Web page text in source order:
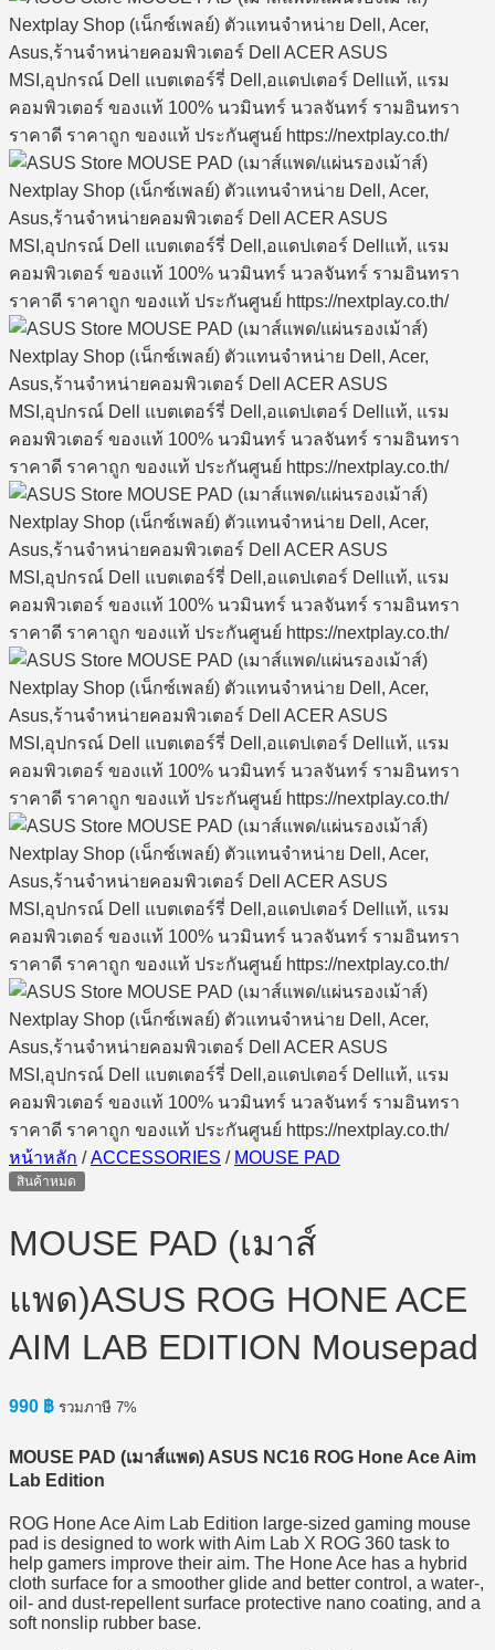
หน้าหลัก / ACCESSORIES / MOUSE PAD
สินค้าหมด
MOUSE PAD (เมาส์
แพด)ASUS ROG HONE ACE
AIM LAB EDITION Mousepad
990 ฿ รวมภาษี 7%
MOUSE PAD (เมาส์แพด) ASUS NC16 ROG Hone Ace Aim
Lab Edition
ROG Hone Ace Aim Lab Edition large-sized gaming mouse
pad is designed to work with Aim Lab X ROG 360 task to
help gamers improve their aim. The Hone Ace has a hybrid
cloth surface for a smoother glide and better control, a water-,
oil- and dust-repellent surface protective nano coating, and a
soft nonslip rubber base.